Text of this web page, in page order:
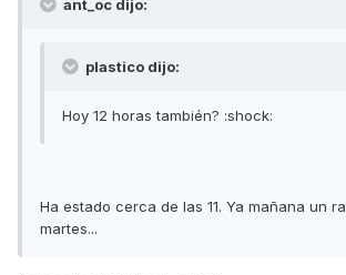
ant_oc dijo:
plastico dijo:
Hoy 12 horas también? :shock:
Ha estado cerca de las 11. Ya mañana un
martes...